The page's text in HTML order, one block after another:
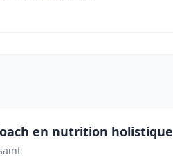
en nutrition holistique